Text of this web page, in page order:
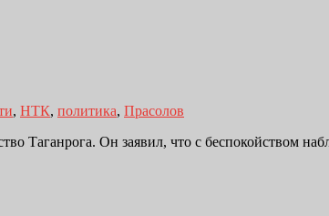
, НТК, политика, Прасолов
Таганрога. Он заявил, что с беспокойством